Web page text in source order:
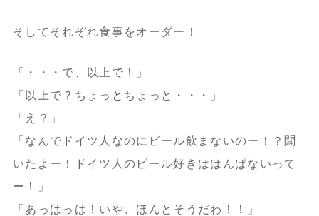
そしてそれぞれ食事をオーダー！
「・・・で、以上で！」
「以上で？ちょっとちょっと・・・」
「え？」
「なんでドイツ人なのにビール飲まないのー！？聞
いたよー！ドイツ人のビール好きははんぱないって
ー！」
「あっはっは！いや、ほんとそうだわ！！」